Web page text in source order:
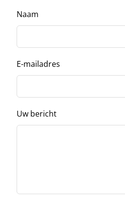
Naam
E-mailadres
Uw bericht